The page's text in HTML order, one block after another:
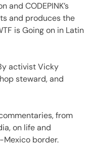
and CODEPINK’s
and produces the
is Going on in Latin
activist Vicky
steward, and
from
on life and
Mexico border.